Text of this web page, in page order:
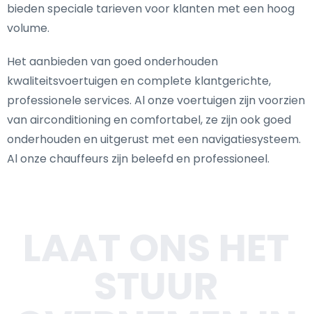
bieden speciale tarieven voor klanten met een hoog
volume.
Het aanbieden van goed onderhouden
kwaliteitsvoertuigen en complete klantgerichte,
professionele services. Al onze voertuigen zijn voorzien
van airconditioning en comfortabel, ze zijn ook goed
onderhouden en uitgerust met een navigatiesysteem.
Al onze chauffeurs zijn beleefd en professioneel.